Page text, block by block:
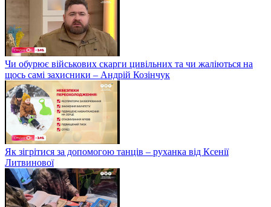
Чи обурює військових скарги цивільних та чи жаліються на
щось самі захисники – Андрій Козінчук
Як зігрітися за допомогою танців – руханка від Ксенії
Литвинової